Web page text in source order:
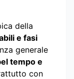
della
e fasi
generale
tempo e
con